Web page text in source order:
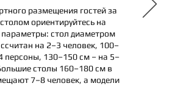
размещения гостей за
ориентируйтесь на
стол диаметром
на 2–3 человек, 100–
персоны, 130–150 см – на 5–
столы 160–180 см в
7–8 человек, а модели